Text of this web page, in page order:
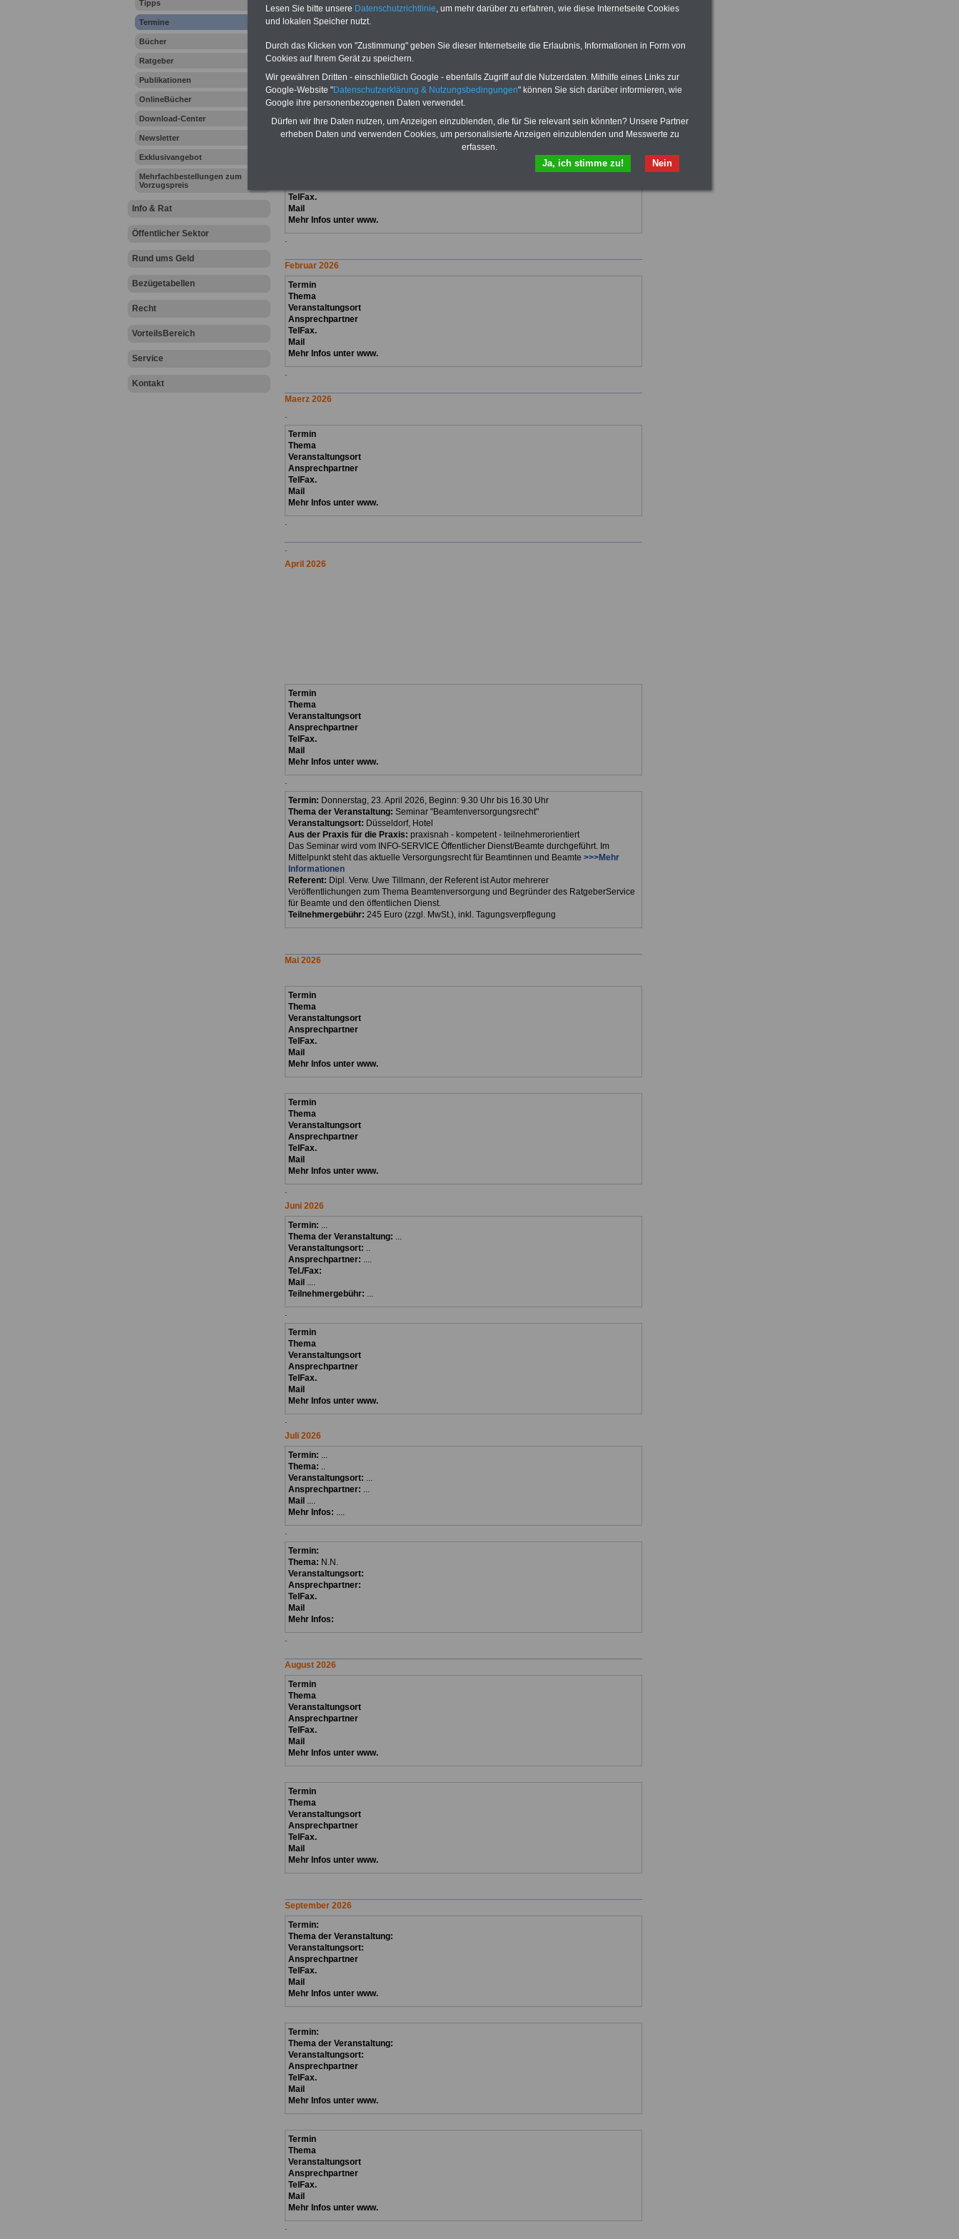
Tipps
Termine
Bücher
Ratgeber
Publikationen
OnlineBücher
Download-Center
Newsletter
Exklusivangebot
Mehrfachbestellungen zum
Vorzugspreis
Info & Rat
Öffentlicher Sektor
Rund ums Geld
Bezügetabellen
Recht
VorteilsBereich
Service
Kontakt
Januar 2026
Termin: N.N.
Thema:dbb Jahrestagung
Ansprechpartner
TelFax.
Mail
.
TelFax.
Mail
Mehr Infos unter www.
.
Februar 2026
Termin
Thema
Veranstaltungsort
Ansprechpartner
TelFax.
Mail
Mehr Infos unter www.
.
Maerz 2026
.
Termin
Thema
Veranstaltungsort
Ansprechpartner
TelFax.
Mail
Mehr Infos unter www.
.
.
April 2026
Termin
Thema
Veranstaltungsort
Ansprechpartner
TelFax.
Mail
Mehr Infos unter www.
.
Termin: Donnerstag, 23. April 2026, Beginn: 9.30 Uhr bis 16.30 Uhr
Thema der Veranstaltung: Seminar "Beamtenversorgungsrecht"
Veranstaltungsort: Düsseldorf, Hotel
Aus der Praxis für die Praxis: praxisnah - kompetent - teilnehmerorientiert
Das Seminar wird vom INFO-SERVICE Öffentlicher Dienst/Beamte durchgeführt. Im
Mittelpunkt steht das aktuelle Versorgungsrecht für Beamtinnen und Beamte >>>Mehr
Informationen
Referent: Dipl. Verw. Uwe Tillmann, der Referent ist Autor mehrerer
Veröffentlichungen zum Thema Beamtenversorgung und Begründer des RatgeberService
für Beamte und den öffentlichen Dienst.
Teilnehmergebühr: 245 Euro (zzgl. MwSt.), inkl. Tagungsverpflegung
Mai 2026
Termin
Thema
Veranstaltungsort
Ansprechpartner
TelFax.
Mail
Mehr Infos unter www.
Termin
Thema
Veranstaltungsort
Ansprechpartner
TelFax.
Mail
Mehr Infos unter www.
.
Juni 2026
Termin: ...
Thema der Veranstaltung: ...
Veranstaltungsort: ..
Ansprechpartner: ....
Tel./Fax:
Mail ....
Teilnehmergebühr: ...
.
Termin
Thema
Veranstaltungsort
Ansprechpartner
TelFax.
Mail
Mehr Infos unter www.
.
Juli 2026
Termin: ...
Thema: ..
Veranstaltungsort: ...
Ansprechpartner: ...
Mail ....
Mehr Infos: ....
.
Termin:
Thema: N.N.
Veranstaltungsort:
Ansprechpartner:
TelFax.
Mail
Mehr Infos:
.
August 2026
Termin
Thema
Veranstaltungsort
Ansprechpartner
TelFax.
Mail
Mehr Infos unter www.
Termin
Thema
Veranstaltungsort
Ansprechpartner
TelFax.
Mail
Mehr Infos unter www.
September 2026
Termin:
Thema der Veranstaltung:
Veranstaltungsort:
Ansprechpartner
TelFax.
Mail
Mehr Infos unter www.
Termin:
Thema der Veranstaltung:
Veranstaltungsort:
Ansprechpartner
TelFax.
Mail
Mehr Infos unter www.
Termin
Thema
Veranstaltungsort
Ansprechpartner
TelFax.
Mail
Mehr Infos unter www.
.
Lesen Sie bitte unsere Datenschutzrichtlinie, um mehr darüber zu erfahren, wie diese Internetseite Cookies
und lokalen Speicher nutzt.
Durch das Klicken von "Zustimmung" geben Sie dieser Internetseite die Erlaubnis, Informationen in Form von
Cookies auf Ihrem Gerät zu speichern.
Wir gewähren Dritten - einschließlich Google - ebenfalls Zugriff auf die Nutzerdaten. Mithilfe eines Links zur
Google-Website "Datenschutzerklärung & Nutzungsbedingungen" können Sie sich darüber informieren, wie
Google ihre personenbezogenen Daten verwendet.
Dürfen wir Ihre Daten nutzen, um Anzeigen einzublenden, die für Sie relevant sein könnten? Unsere Partner
erheben Daten und verwenden Cookies, um personalisierte Anzeigen einzublenden und Messwerte zu
erfassen.
Nein
Ja, ich stimme zu!